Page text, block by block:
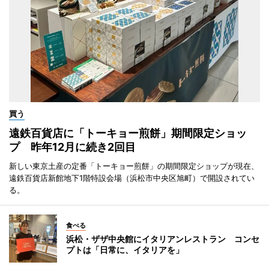
買う
遠鉄百貨店に「トーキョー煎餅」期間限定ショッ
プ 昨年12月に続き2回目
新しい東京土産の定番「トーキョー煎餅」の期間限定ショップが現在、
遠鉄百貨店新館地下1階特設会場（浜松市中央区旭町）で開設されてい
る。
食べる
浜松・ザザ中央館にイタリアンレストラン コンセ
プトは「日常に、イタリアを」